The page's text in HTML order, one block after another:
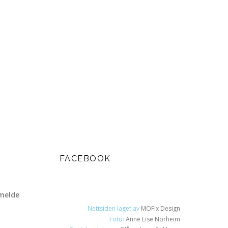
FACEBOOK
Nettsiden laget av MOFix Design
Foto: Anne Lise Norheim